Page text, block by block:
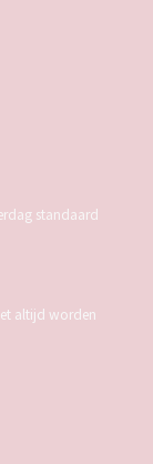
standaard
altijd worden